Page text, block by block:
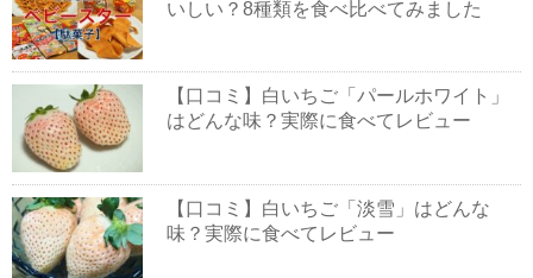
いしい？8種類を食べ比べてみました
【口コミ】白いちご「パールホワイト」
はどんな味？実際に食べてレビュー
【口コミ】白いちご「淡雪」はどんな
味？実際に食べてレビュー